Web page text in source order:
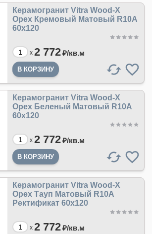
Керамогранит Vitra Wood-X
Орех Кремовый Матовый R10A
60х120
x 2 772₽/кв.м
Керамогранит Vitra Wood-X
Орех Беленый Матовый R10A
60х120
x 2 772₽/кв.м
Керамогранит Vitra Wood-X
Орех Тауп Матовый R10A
Ректификат 60х120
x 2 772₽/кв.м